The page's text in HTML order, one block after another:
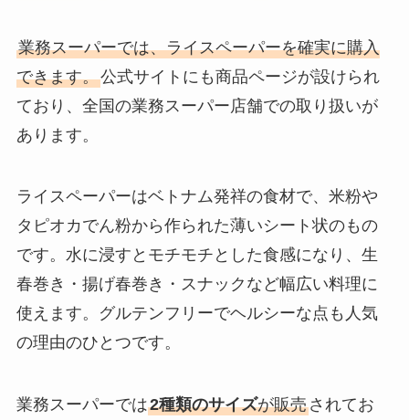
業務スーパーでは、ライスペーパーを確実に購入
できます。公式サイトにも商品ページが設けられ
ており、全国の業務スーパー店舗での取り扱いが
あります。
ライスペーパーはベトナム発祥の食材で、米粉や
タピオカでん粉から作られた薄いシート状のもの
です。水に浸すとモチモチとした食感になり、生
春巻き・揚げ春巻き・スナックなど幅広い料理に
使えます。グルテンフリーでヘルシーな点も人気
の理由のひとつです。
業務スーパーでは2種類のサイズが販売されてお